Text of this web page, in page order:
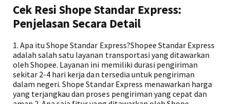
Cek Resi Shope Standar Express:
Penjelasan Secara Detail
1. Apa itu Shope Standar Express?Shopee Standar Express
adalah salah satu layanan transportasi yang ditawarkan
oleh Shopee. Layanan ini memiliki durasi pengiriman
sekitar 2-4 hari kerja dan tersedia untuk pengiriman
dalam negeri. Shope Standar Express menawarkan harga
yang terjangkau dan proses pengiriman yang cepat dan